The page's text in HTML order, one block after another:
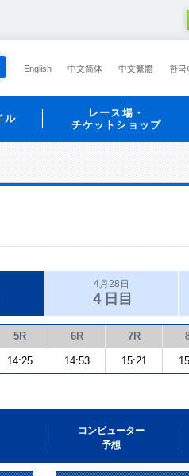
English 中文简体 中文繁體 한국
ル
レース場・
チケットショップ
4月28日
４日目
5R 6R 7R
14:25 14:53 15:21
コンピューター
予想